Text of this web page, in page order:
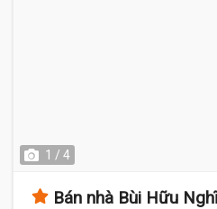
1 / 4
Bán nhà Bùi Hữu